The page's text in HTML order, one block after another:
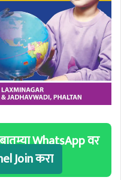
बातम्या WhatsApp वर
Join करा